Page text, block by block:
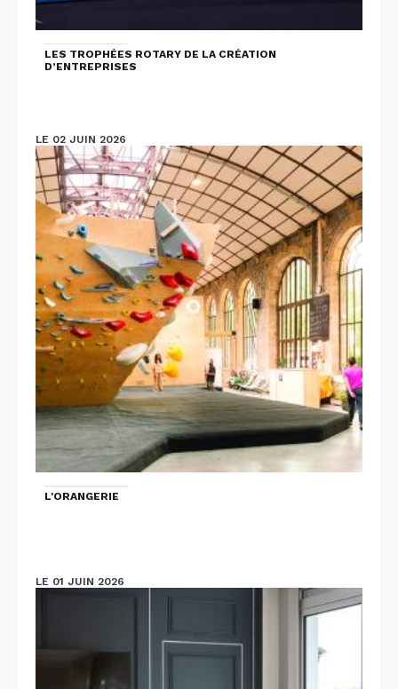
LES TROPHÉES ROTARY DE LA CRÉATION
D’ENTREPRISES
LE 02 JUIN 2026
L'ORANGERIE
LE 01 JUIN 2026